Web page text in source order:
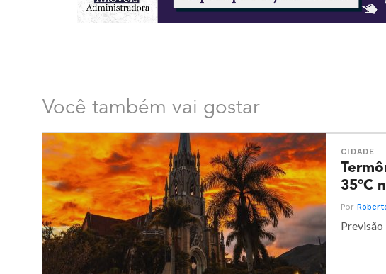
Você também vai gostar
CIDADE
35°C
Por
Previsão